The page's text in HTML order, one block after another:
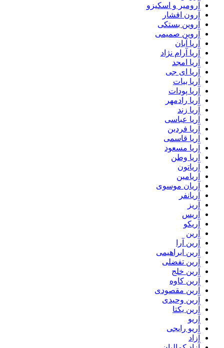
آرومیر و اسکیزو
آرون افشار
آروین بستکی
آروین صمیمی
آریا آبان
آریا آرام نژاد
آریا امجد
آریا ای جی
آریا بیات
آریا پودات
آریا رادمهر
آریا زند
آریا عباسی
آریا فردین
آریا قاسمی
آریا مسعود
آریا وطن
آریاتون
آریامین
آریان موسوی
آریانفر
آریز
آریس
آریکو
آرین
آرین آرا
آرین ابراهیمی
آرین تفضلی
آرین خلج
آرین کاوه
آرین مقصودی
آرین وحیدی
آرین یکتا
آریو
آریو رایجی
آزاد